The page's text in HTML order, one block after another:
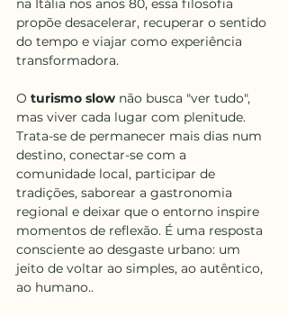
na Itália nos anos 80, essa filosofia
propõe desacelerar, recuperar o sentido
do tempo e viajar como experiência
transformadora.
O turismo slow não busca "ver tudo",
mas viver cada lugar com plenitude.
Trata-se de permanecer mais dias num
destino, conectar-se com a
comunidade local, participar de
tradições, saborear a gastronomia
regional e deixar que o entorno inspire
momentos de reflexão. É uma resposta
consciente ao desgaste urbano: um
jeito de voltar ao simples, ao autêntico,
ao humano..